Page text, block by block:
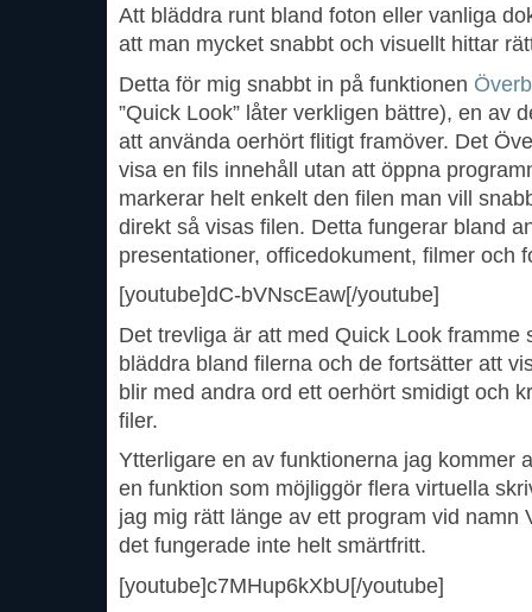
Att bläddra runt bland foton eller vanliga
att man mycket snabbt och visuellt hittar
Detta för mig snabbt in på funktionen
”Quick Look” låter verkligen bättre), en av
att använda oerhört flitigt framöver. Det
visa en fils innehåll utan att öppna
markerar helt enkelt den filen man vill
direkt så visas filen. Detta fungerar bland
presentationer, officedokument, filmer och
[youtube]dC-bVNscEaw[/youtube]
Det trevliga är att med Quick Look framme
bläddra bland filerna och de fortsätter att
blir med andra ord ett oerhört smidigt och
filer.
Ytterligare en av funktionerna jag kommer
en funktion som möjliggör flera virtuella
jag mig rätt länge av ett program vid namn
det fungerade inte helt smärtfritt.
[youtube]c7MHup6kXbU[/youtube]